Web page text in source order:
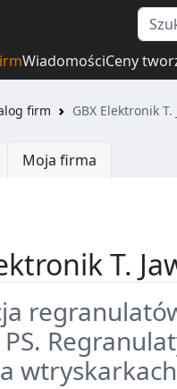
WiadomościCeny
firm GBX Elektronik
Moja firma
T.
PS.